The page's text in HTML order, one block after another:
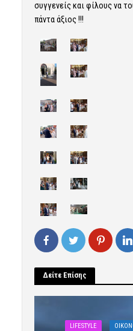
συγγενείς και φίλους να
πάντα άξιος !!!
Δείτε Επίσης
LIFESTYLE